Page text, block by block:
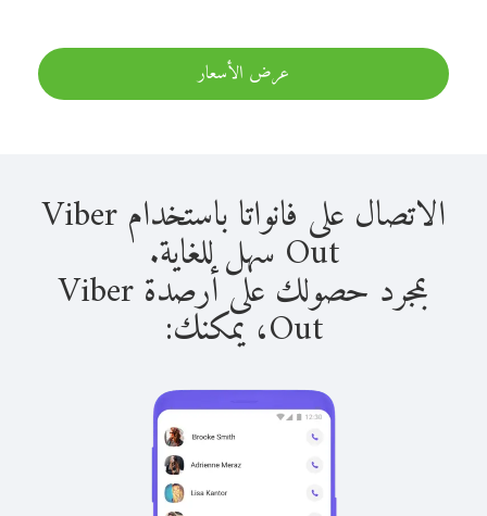
عرض الأسعار
الاتصال على فانواتا باستخدام Viber
Out سهل للغاية.
بمجرد حصولك على أرصدة Viber
Out، يمكنك: